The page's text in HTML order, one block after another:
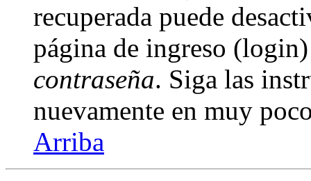
recuperada puede
página de ingreso
contraseña. Siga las
nuevamente en muy
Arriba